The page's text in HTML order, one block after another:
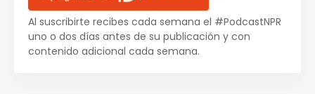
Al suscribirte recibes cada semana el #PodcastNPR
uno o dos días antes de su publicación y con
contenido adicional cada semana.